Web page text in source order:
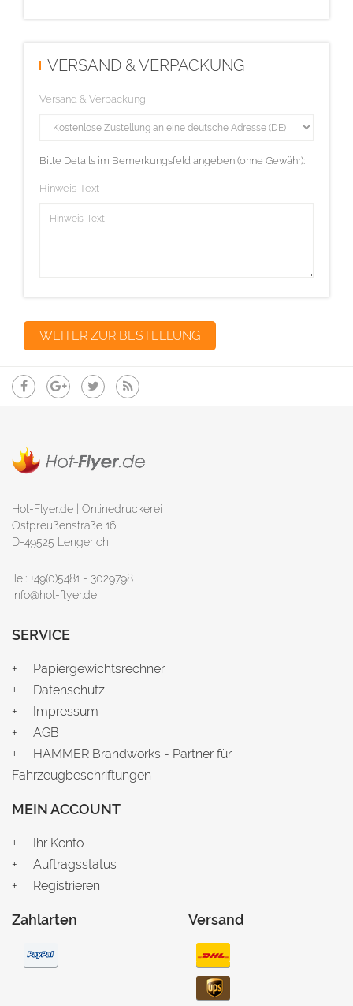
VERSAND & VERPACKUNG
Versand & Verpackung
Bitte Details im Bemerkungsfeld angeben (ohne Gewähr):
Hinweis-Text
Hot-Flyer.de | Onlinedruckerei
Ostpreußenstraße 16
D-49525 Lengerich
Tel: +49(0)5481 - 3029798
info@hot-flyer.de
SERVICE
Papiergewichtsrechner
Datenschutz
Impressum
AGB
HAMMER Brandworks - Partner für
Fahrzeugbeschriftungen
MEIN ACCOUNT
Ihr Konto
Auftragsstatus
Registrieren
Zahlarten Versand